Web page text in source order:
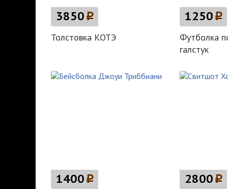
3850p
Толстовка КОТЭ
1250p
Футболка
галстук
1400p 2800p